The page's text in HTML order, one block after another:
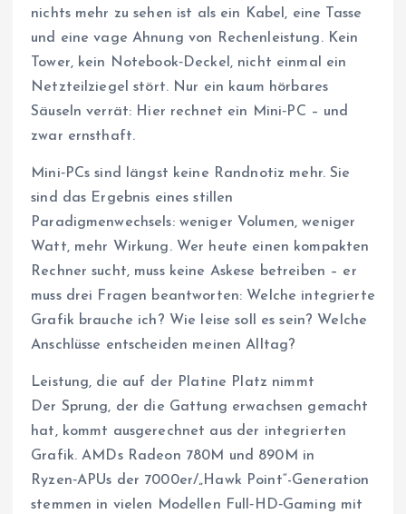
nichts mehr zu sehen ist als ein Kabel, eine Tasse
und eine vage Ahnung von Rechenleistung. Kein
Tower, kein Notebook‑Deckel, nicht einmal ein
Netzteilziegel stört. Nur ein kaum hörbares
Säuseln verrät: Hier rechnet ein Mini‑PC – und
zwar ernsthaft.
Mini‑PCs sind längst keine Randnotiz mehr. Sie
sind das Ergebnis eines stillen
Paradigmenwechsels: weniger Volumen, weniger
Watt, mehr Wirkung. Wer heute einen kompakten
Rechner sucht, muss keine Askese betreiben – er
muss drei Fragen beantworten: Welche integrierte
Grafik brauche ich? Wie leise soll es sein? Welche
Anschlüsse entscheiden meinen Alltag?
Leistung, die auf der Platine Platz nimmt
Der Sprung, der die Gattung erwachsen gemacht
hat, kommt ausgerechnet aus der integrierten
Grafik. AMDs Radeon 780M und 890M in
Ryzen‑APUs der 7000er/„Hawk Point“-Generation
stemmen in vielen Modellen Full‑HD‑Gaming mit